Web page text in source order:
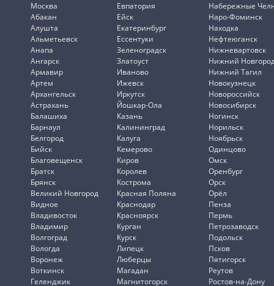
Москва
Абакан
Алушта
Альметьевск
Анапа
Ангарск
Армавир
Артем
Архангельск
Астрахань
Балашиха
Барнаул
Белгород
Бийск
Благовещенск
Братск
Брянск
Великий Новгород
Видное
Владивосток
Владимир
Волгоград
Вологда
Воронеж
Воткинск
Геленджик
Евпатория
Ейск
Екатеринбург
Ессентуки
Зеленоградск
Златоуст
Иваново
Ижевск
Иркутск
Йошкар-Ола
Казань
Калининград
Калуга
Кемерово
Киров
Королев
Кострома
Красная Поляна
Краснодар
Красноярск
Курган
Курск
Липецк
Люберцы
Магадан
Магнитогорск
Набережные
Наро-Фоминск
Находка
Нефтеюганск
Нижневартовск
Нижний
Нижний Тагил
Новокузнецк
Новороссийск
Новосибирск
Ногинск
Норильск
Ноябрьск
Одинцово
Омск
Оренбург
Орск
Орёл
Пенза
Пермь
Петрозаводск
Подольск
Псков
Пятигорск
Реутов
Ростов-на-Дону